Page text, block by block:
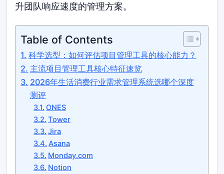
升团队响应速度的管理方案。
Table of Contents
科学选型：如何评估项目管理工具的核心能力？
主流项目管理工具核心特征速览
2026年生活消费行业需求管理系统选哪个深度
测评
ONES
Tower
Jira
Asana
Monday.com
Notion